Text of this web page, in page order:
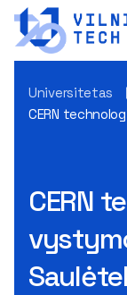
Universitetas
CERN
CERN